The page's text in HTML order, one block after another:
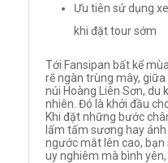
Ưu tiên sử dụng
khi đặt tour sớm
Tới Fansipan bất kể
rẽ ngàn trùng mây,
núi Hoàng Liên Sơn, du
nhiên. Đó là khởi đầu
Khi đặt những bước
lấm tấm sương hay
ngước mắt lên cao, bạn
uy nghiêm mà bình